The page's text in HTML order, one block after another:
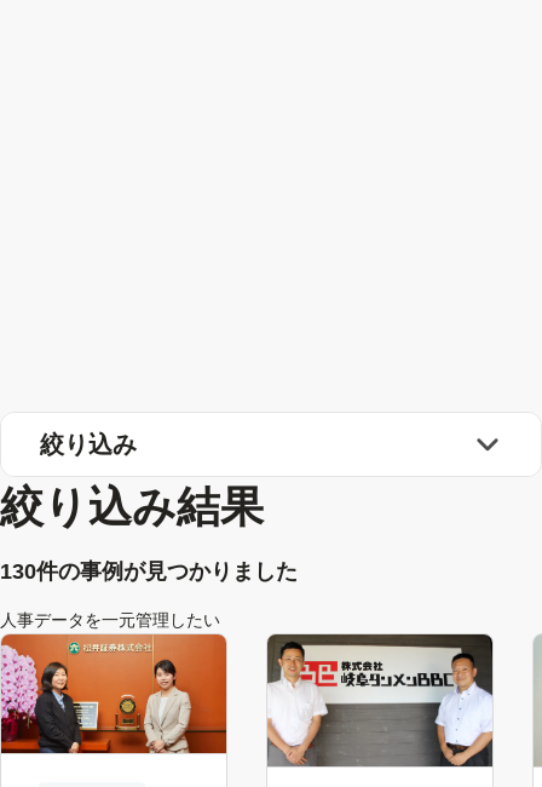
絞り込み
絞り込み結果
130件の事例が見つかりました
人事データを一元管理したい